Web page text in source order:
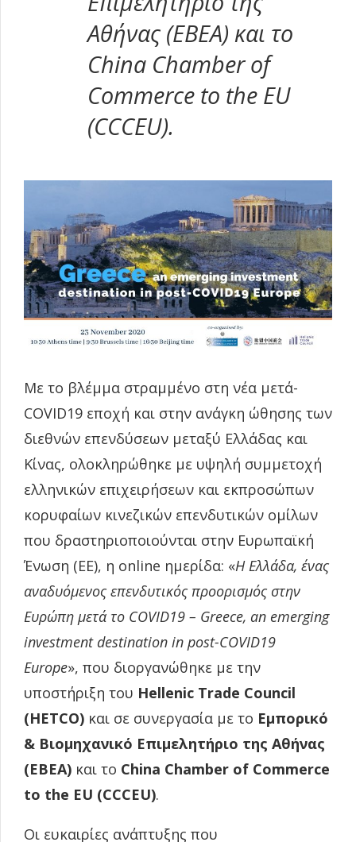
Αθήνας (ΕΒΕΑ) και το
China Chamber of
Commerce to the EU
(CCCEU).
Με το βλέμμα στραμμένο στη νέα μετά-
COVID19 εποχή και στην ανάγκη ώθησης των
διεθνών επενδύσεων μεταξύ Ελλάδας και
Κίνας, ολοκληρώθηκε με υψηλή συμμετοχή
ελληνικών επιχειρήσεων και εκπροσώπων
κορυφαίων κινεζικών επενδυτικών ομίλων
που δραστηριοποιούνται στην Ευρωπαϊκή
Ένωση (ΕΕ), η online ημερίδα: «Η Ελλάδα, ένας
αναδυόμενος επενδυτικός προορισμός στην
Ευρώπη μετά το COVID19 – Greece, an emerging
investment destination in post-COVID19
Europe», που διοργανώθηκε με την
υποστήριξη του Hellenic Trade Council
(HETCO) και σε συνεργασία με το Εμπορικό
& Βιομηχανικό Επιμελητήριο της Αθήνας
(ΕΒΕΑ) και το China Chamber of Commerce
to the EU (CCCEU).
Οι ευκαιρίες ανάπτυξης που